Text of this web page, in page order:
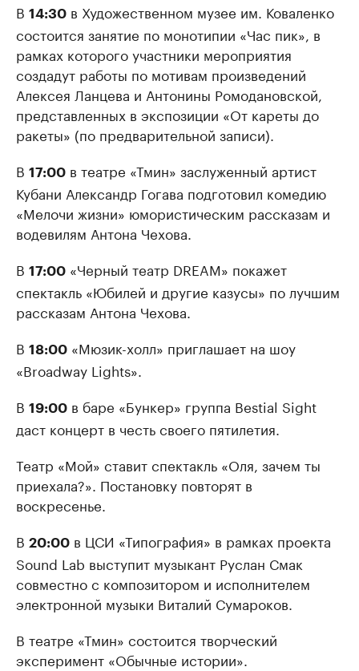
В 14:30 в Художественном музее им. Коваленко
состоится занятие по монотипии «Час пик», в
рамках которого участники мероприятия
создадут работы по мотивам произведений
Алексея Ланцева и Антонины Ромодановской,
представленных в экспозиции «От кареты до
ракеты» (по предварительной записи).
В 17:00 в театре «Тмин» заслуженный артист
Кубани Александр Гогава подготовил комедию
«Мелочи жизни» юмористическим рассказам и
водевилям Антона Чехова.
В 17:00 «Черный театр DREAM» покажет
спектакль «Юбилей и другие казусы» по лучшим
рассказам Антона Чехова.
В 18:00 «Мюзик-холл» приглашает на шоу
«Broadway Lights».
В 19:00 в баре «Бункер» группа Bestial Sight
даст концерт в честь своего пятилетия.
Театр «Мой» ставит спектакль «Оля, зачем ты
приехала?». Постановку повторят в
воскресенье.
В 20:00 в ЦСИ «Типография» в рамках проекта
Sound Lab выступит музыкант Руслан Смак
совместно с композитором и исполнителем
электронной музыки Виталий Сумароков.
В театре «Тмин» состоится творческий
эксперимент «Обычные истории».